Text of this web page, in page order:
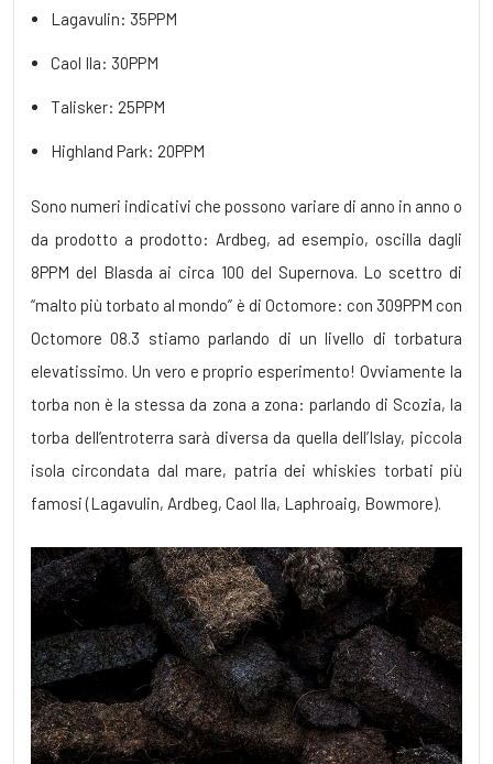
Lagavulin: 35PPM
Caol Ila: 30PPM
Talisker: 25PPM
Highland Park: 20PPM
Sono numeri indicativi che possono variare di anno in anno o
da prodotto a prodotto: Ardbeg, ad esempio, oscilla dagli
8PPM del Blasda ai circa 100 del Supernova. Lo scettro di
“malto più torbato al mondo” è di Octomore: con 309PPM con
Octomore 08.3 stiamo parlando di un livello di torbatura
elevatissimo. Un vero e proprio esperimento! Ovviamente la
torba non è la stessa da zona a zona: parlando di Scozia, la
torba dell’entroterra sarà diversa da quella dell’Islay, piccola
isola circondata dal mare, patria dei whiskies torbati più
famosi (Lagavulin, Ardbeg, Caol Ila, Laphroaig, Bowmore).